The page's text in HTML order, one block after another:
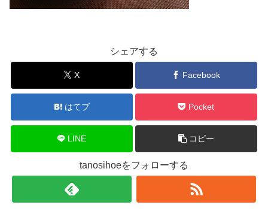
シェアする
X Facebook
はてブ Pocket
LINE コピー
tanosihoeをフォローする